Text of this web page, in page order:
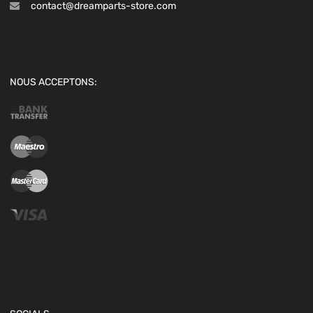
contact@dreamparts-store.com
NOUS ACCEPTONS: